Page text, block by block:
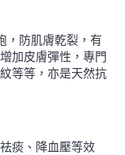
，防肌膚乾裂，有
加皮膚彈性，專門
等等，亦是天然抗
痰、降血壓等效